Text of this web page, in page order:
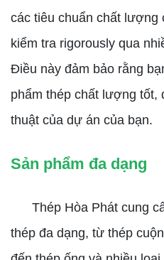
các tiêu chuẩn chất lượng
kiểm tra rigorously qua
Điều này đảm bảo rằng
phẩm thép chất lượng tốt,
thuật của dự án của bạn.
Sản phẩm đa dạng
Thép Hòa Phát cung
thép đa dạng, từ thép